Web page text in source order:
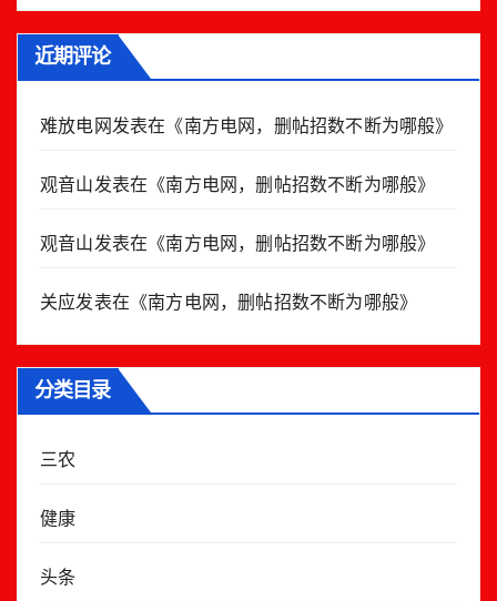
近期评论
难放电网 发表在《南方电网，删帖招数不断为哪般》
观音山发表在《南方电网，删帖招数不断为哪般》
观音山发表在《南方电网，删帖招数不断为哪般》
关应发表在《南方电网，删帖招数不断为哪般》
分类目录
三农
健康
头条